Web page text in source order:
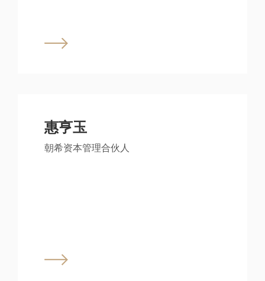
惠亨玉
朝希资本管理合伙人